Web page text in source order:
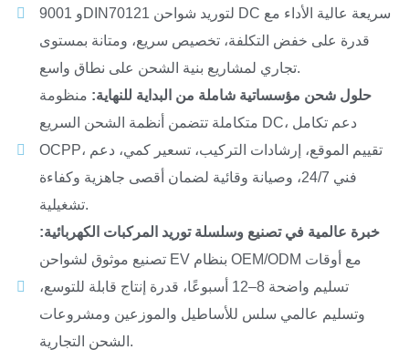
9001 وDIN70121 لتوريد شواحن DC سريعة عالية الأداء مع
قدرة على خفض التكلفة، تخصيص سريع، ومتانة بمستوى
تجاري لمشاريع بنية الشحن على نطاق واسع.
حلول شحن مؤسساتية شاملة من البداية للنهاية: منظومة
متكاملة تتضمن أنظمة الشحن السريع DC، دعم تكامل
OCPP، تقييم الموقع، إرشادات التركيب، تسعير كمي، دعم
فني 24/7، وصيانة وقائية لضمان أقصى جاهزية وكفاءة
تشغيلية.
خبرة عالمية في تصنيع وسلسلة توريد المركبات الكهربائية:
تصنيع موثوق لشواحن EV بنظام OEM/ODM مع أوقات
تسليم واضحة 8–12 أسبوعًا، قدرة إنتاج قابلة للتوسع،
وتسليم عالمي سلس للأساطيل والموزعين ومشروعات
الشحن التجارية.